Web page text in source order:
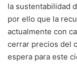
la sustentabilidad
por ello que la
actualmente con
cerrar precios del
espera para este